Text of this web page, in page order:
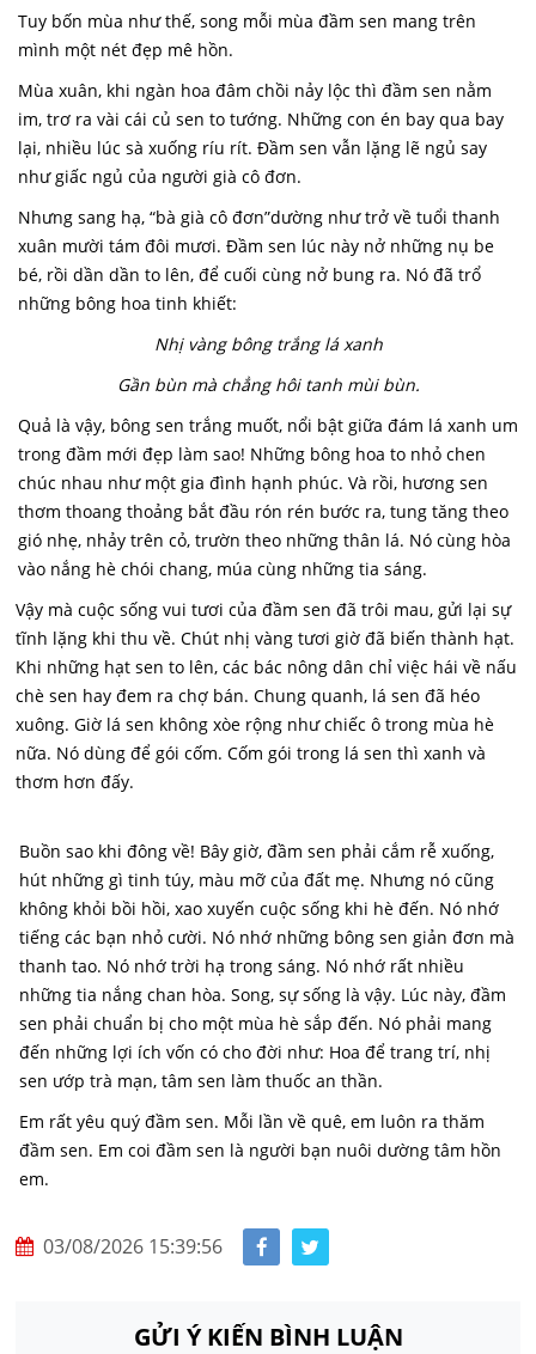
Tuy bốn mùa như thế, song mỗi mùa đầm sen mang trên
mình một nét đẹp mê hồn.
Mùa xuân, khi ngàn hoa đâm chồi nảy lộc thì đầm sen nằm
im, trơ ra vài cái củ sen to tướng. Những con én bay qua bay
lại, nhiều lúc sà xuống ríu rít. Đầm sen vẫn lặng lẽ ngủ say
như giấc ngủ của người già cô đơn.
Nhưng sang hạ, “bà già cô đơn”dường như trở về tuổi thanh
xuân mười tám đôi mươi. Đầm sen lúc này nở những nụ be
bé, rồi dần dần to lên, để cuối cùng nở bung ra. Nó đã trổ
những bông hoa tinh khiết:
Nhị vàng bông trắng lá xanh
Gần bùn mà chẳng hôi tanh mùi bùn.
Quả là vậy, bông sen trắng muốt, nổi bật giữa đám lá xanh um
trong đầm mới đẹp làm sao! Những bông hoa to nhỏ chen
chúc nhau như một gia đình hạnh phúc. Và rồi, hương sen
thơm thoang thoảng bắt đầu rón rén bước ra, tung tăng theo
gió nhẹ, nhảy trên cỏ, trườn theo những thân lá. Nó cùng hòa
vào nắng hè chói chang, múa cùng những tia sáng.
Vậy mà cuộc sống vui tươi của đầm sen đã trôi mau, gửi lại sự
tĩnh lặng khi thu về. Chút nhị vàng tươi giờ đã biến thành hạt.
Khi những hạt sen to lên, các bác nông dân chỉ việc hái về nấu
chè sen hay đem ra chợ bán. Chung quanh, lá sen đã héo
xuông. Giờ lá sen không xòe rộng như chiếc ô trong mùa hè
nữa. Nó dùng để gói cốm. Cốm gói trong lá sen thì xanh và
thơm hơn đấy.
Buồn sao khi đông về! Bây giờ, đầm sen phải cắm rễ xuống,
hút những gì tinh túy, màu mỡ của đất mẹ. Nhưng nó cũng
không khỏi bồi hồi, xao xuyến cuộc sống khi hè đến. Nó nhớ
tiếng các bạn nhỏ cười. Nó nhớ những bông sen giản đơn mà
thanh tao. Nó nhớ trời hạ trong sáng. Nó nhớ rất nhiều
những tia nắng chan hòa. Song, sự sống là vậy. Lúc này, đầm
sen phải chuẩn bị cho một mùa hè sắp đến. Nó phải mang
đến những lợi ích vốn có cho đời như: Hoa để trang trí, nhị
sen ướp trà mạn, tâm sen làm thuốc an thần.
Em rất yêu quý đầm sen. Mỗi lần về quê, em luôn ra thăm
đầm sen. Em coi đầm sen là người bạn nuôi dường tâm hồn
em.
03/08/2026 15:39:56
GỬI Ý KIẾN BÌNH LUẬN